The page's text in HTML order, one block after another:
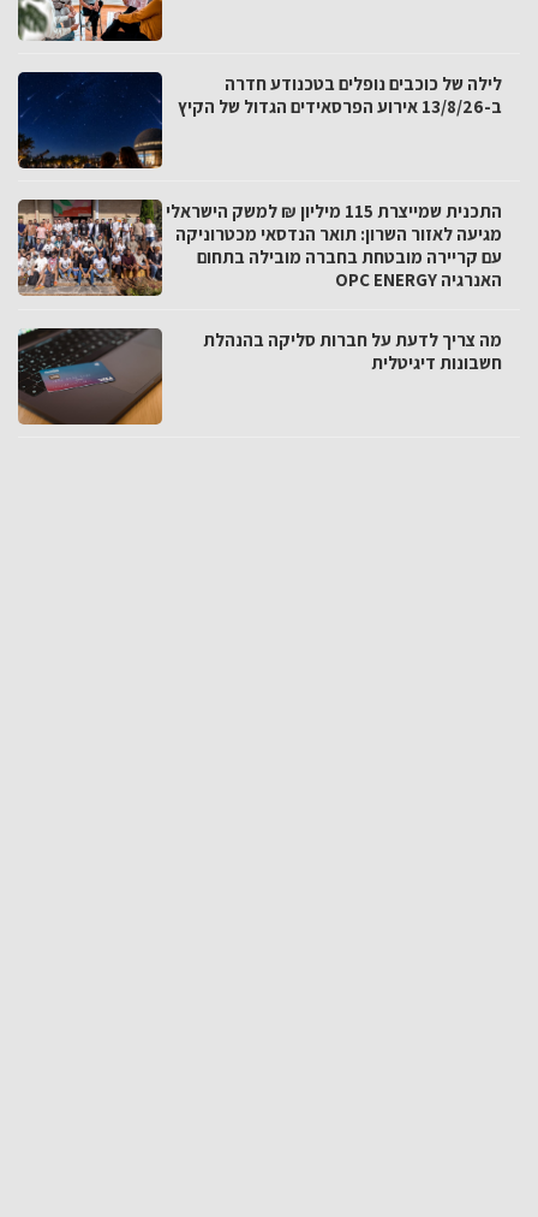
לילה של כוכבים נופלים בטכנודע חדרה
ב-13/8/26 אירוע הפרסאידים הגדול של הקיץ
התכנית שמייצרת 115 מיליון ₪ למשק הישראלי
מגיעה לאזור השרון: תואר הנדסאי מכטרוניקה
עם קריירה מובטחת בחברה מובילה בתחום
האנרגיה OPC ENERGY
מה צריך לדעת על חברות סליקה בהנהלת
חשבונות דיגיטלית